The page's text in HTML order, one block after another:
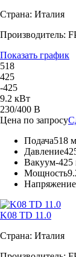
Страна: Италия
Производитель:
Показать график
518
425
-425
9.2 кВт
230/400 В
Цена по запросу
Подача518
Давление
Вакуум-425
Мощность
Напряжение
K08 TD 11.0
Страна: Италия